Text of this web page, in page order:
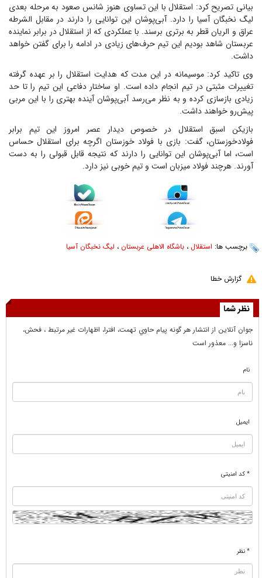
بیانی تصریح کرد: استقلال با این تساوی هنوز شانس صعود به مرحله بعدی
لیگ نخبگان آسیا را دارد. آبی‌پوشان این توانایی را دارند در مقابل الشرطه
عراق و الریان قطر به برتری برسند. با عملکردی که از استقلال در برابر نماینده
عربستان شاهد بودیم این تیم حرف‌های زیادی در ادامه را برای گفتن خواهد
داشت.
وی تاکید کرد: موسیمانه در این مدت که هدایت استقلال را بر عهده گرفته
تغییرات مثبتی در تیم انجام داده است. او ساختار دفاعی این تیم را تا حد
زیادی بازسازی کرده و به نظر می‌رسد آبی‌پوشان آینده بهتری را با این مربی
پیش‌رو خواهند داشت.
بازیکن اسبق استقلال در خصوص دیدار عصر امروز این تیم برابر
فولادخوزستان، گفت: بازی با فولاد خوزستان اگرچه برای استقلال حساس
است، اما آبی‌پوشان این توانایی را دارند که نتیجه قابل قبولی را به دست
آورند. هرچند فولاد میزبان است و تیم خوبی نیز دارد.
برچسب ها: استقلال ، باشگاه الاهلی عربستان ، لیگ نخبگان آسیا
گزارش خطا
نظر شما
جوان آنلاين از انتشار هر گونه پيام حاوي تهمت، افترا، اظهارات غير مرتبط ، فحش،
ناسزا و... معذور است
نام
ایمیل
* کد امنیتی
* نظر